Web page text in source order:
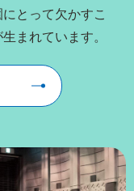
とって欠かすこ
まれています。